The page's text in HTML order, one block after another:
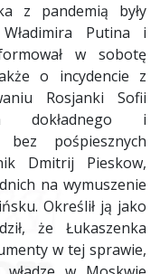
z pandemią były
Putina i
w sobotę
o incydencie z
Rosjanki Sofii
dokładnego i
bez pośpiesznych
Dmitrij Pieskow,
na wymuszenie
Określił ją jako
że Łukaszenka
w tej sprawie,